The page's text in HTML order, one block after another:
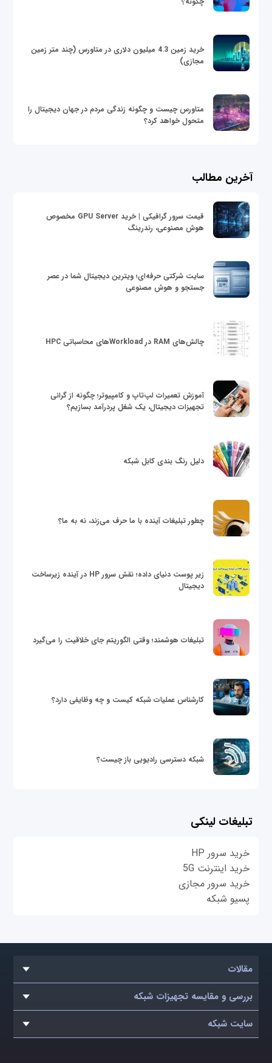
خرید زمین 4.3 میلیون دلاری در متاورس (چند متر زمین
مجازی)
متاورس چیست و چگونه زندگی مردم در جهان دیجیتال را
متحول خواهد کرد؟
آخرین مطالب
قیمت سرور گرافیکی | خرید GPU Server مخصوص
هوش مصنوعی، رندرینگ
سایت شرکتی حرفه‌ای؛ ویترین دیجیتال شما در عصر
جستجو و هوش مصنوعی
چالش‌های RAM در Workloadهای محاسباتی HPC
آموزش تعمیرات لپ‌تاپ و کامپیوتر؛ چگونه از گرانی
تجهیزات دیجیتال، یک شغل پردرآمد بسازیم؟
دلیل رنگ بندی کابل شبکه
چطور تبلیغات آینده با ما حرف می‌زند، نه به ما؟
زیر پوست دنیای داده؛ نقش سرور HP در آینده زیرساخت
دیجیتال
تبلیغات هوشمند؛ وقتی الگوریتم جای خلاقیت را می‌گیرد
کارشناس عملیات شبکه کیست و چه وظایفی دارد؟
شبکه دسترسی رادیویی باز چیست؟
تبلیغات لینکی
خرید سرور HP
خرید اینترنت 5G
خرید سرور مجازی
پسیو شبکه
مقالات
بررسی و مقایسه تجهیزات شبکه
سایت شبکه